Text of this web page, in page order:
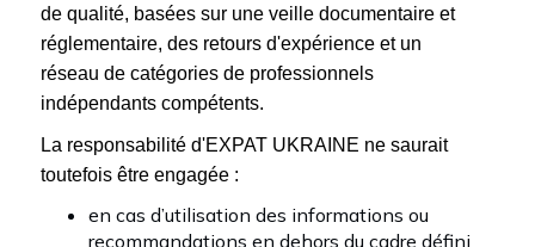
de qualité, basées sur une veille documentaire et
réglementaire, des retours d'expérience et un
réseau de catégories de professionnels
indépendants compétents.
La responsabilité d'EXPAT UKRAINE ne saurait
toutefois être engagée :
en cas d’utilisation des informations ou
recommandations en dehors du cadre défini